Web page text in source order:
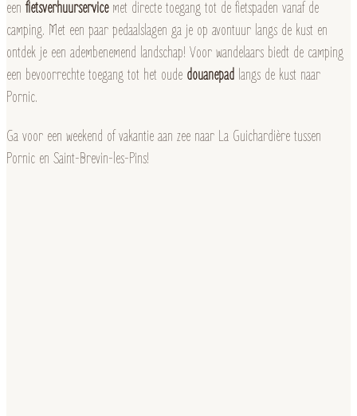
een fietsverhuurservicemet directe toegang tot de fietspaden vanaf de
camping. Met een paar pedaalslagen ga je op avontuur langs de kust en
ontdek je een adembenemend landschap! Voor wandelaars biedt de camping
een bevoorrechte toegang tot het oude douanepad langs de kust naar
Pornic.
Ga voor een weekend of vakantie aan zee naar La Guichardière tussen
Pornic en Saint-Brevin-les-Pins!